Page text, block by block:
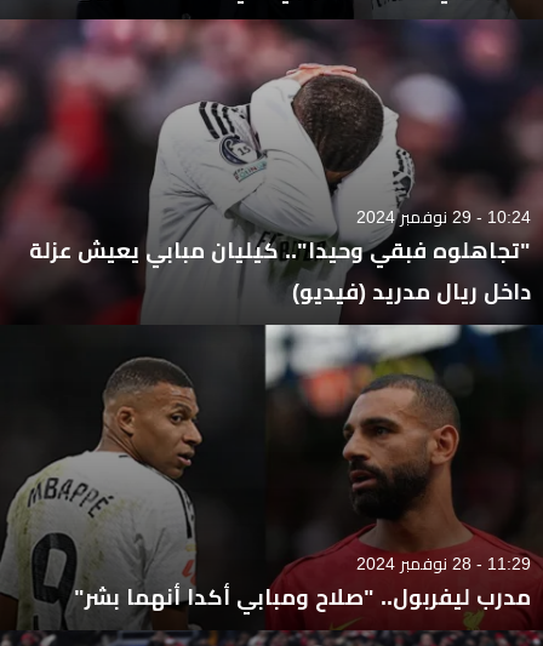
10:24 - 29 نوفمبر 2024
"تجاهلوه فبقي وحيدا".. كيليان مبابي يعيش عزلة
داخل ريال مدريد (فيديو)
11:29 - 28 نوفمبر 2024
مدرب ليفربول.. "صلاح ومبابي أكدا أنهما بشر"